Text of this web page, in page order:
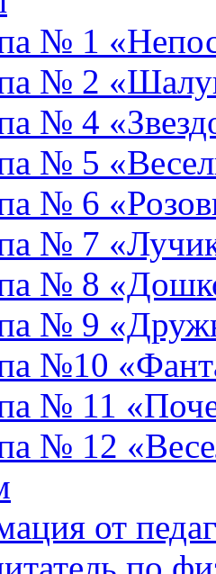
№ 1
№ 2
№ 4
№ 5
№ 6
№ 7
№ 8
№ 9
№10
№ 11
№ 12
от